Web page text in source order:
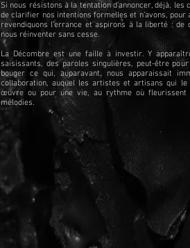
Si nous résistons à la tentation d’annoncer, déjà,
de clarifier nos intentions formelles et n’avons, pour
revendiquons l’errance et aspirons à la liberté : de
nous réinventer sans cesse.
La Décombre est une faille à investir. Y
saisissants, des paroles singulières, peut-être
bouger ce qui, auparavant, nous apparaissait
collaboration, auquel les artistes et artisans qui
œuvre ou pour une vie, au rythme où
mélodies.